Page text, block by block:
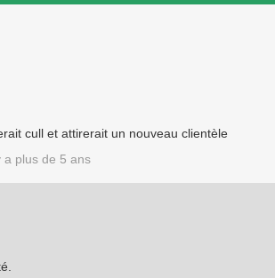
cull et attirerait un nouveau clientèle
a plus de 5 ans